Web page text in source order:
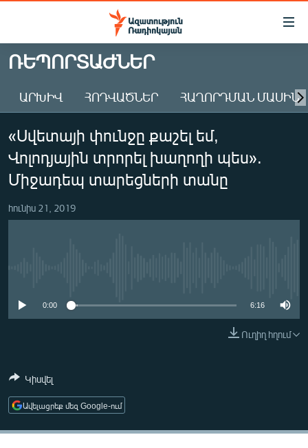
Մատչելիության
Անցնել
հիմնական
Անցնել
հիմնական
մենյուին
Որոնում
ԱԶԱՏՈՒԹՅՈՒՆ TV
ՀԱՅԱՍՏԱՆ
ԸՆՏՐՈՒԹՅՈՒՆՆԵՐ 2026
ԻՐԱՎՈՒՆՔ
ՏՆՏԵՍՈՒԹՅՈՒՆ
ՄԻՋԱԶԳԱՅԻՆ
ՄԵԿՆԱԲԱՆՈՒԹՅՈՒՆ
ՏՏ ԵՒ ԻՆՏԵՐՆԵՏ
ՌԵՊՈՐՏԱԺՆԵՐ
ԱՐԽԻՎ ՀՈԴՎԱԾՆԵՐ ՀԱՂՈՐԴՄԱՆ ՄԱՍԻՆ
«Սվետայի փունջը քաշել եմ,
Վոլոդյային տրորել խաղողի պես».
Միջադեպ տարեցների տանը
հունիս 21, 2019
0:00 6:16
Ուղիղ հղում
Կիսվել
Ավելացրեք մեզ Google-ում